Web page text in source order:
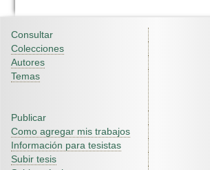
Consultar
Colecciones
Autores
Temas
Publicar
Como agregar mis trabajos
Información para tesistas
Subir tesis